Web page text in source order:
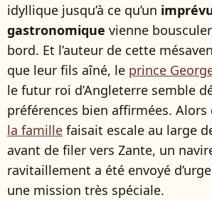
idyllique jusqu’à ce qu’un
gastronomique vienne
bord. Et l’auteur de cette
que leur fils aîné, le prince
le futur roi d’Angleterre semble
préférences bien affirmées. Alors
la famille faisait escale au large
avant de filer vers Zante, un
ravitaillement a été envoyé
une mission très spéciale.